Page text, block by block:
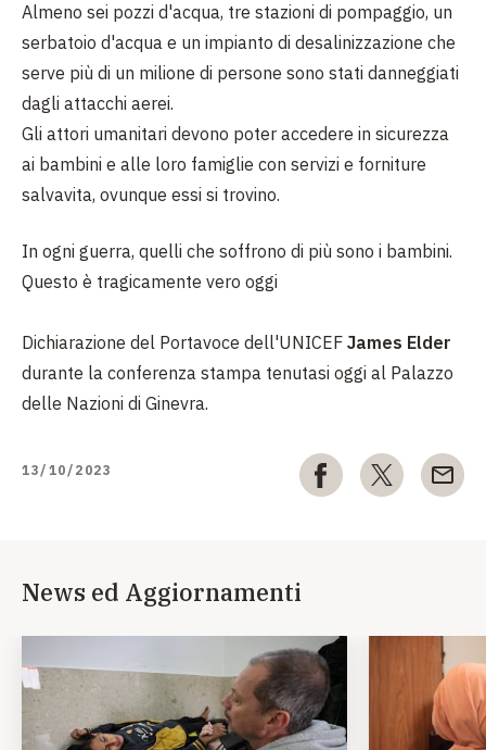
Almeno sei pozzi d'acqua, tre stazioni di pompaggio, un
serbatoio d'acqua e un impianto di desalinizzazione che
serve più di un milione di persone sono stati danneggiati
dagli attacchi aerei.
Gli attori umanitari devono poter accedere in sicurezza
ai bambini e alle loro famiglie con servizi e forniture
salvavita, ovunque essi si trovino.
In ogni guerra, quelli che soffrono di più sono i bambini.
Questo è tragicamente vero oggi
Dichiarazione del Portavoce dell'UNICEF James Elder
durante la conferenza stampa tenutasi oggi al Palazzo
delle Nazioni di Ginevra.
13/10/2023
News ed Aggiornamenti